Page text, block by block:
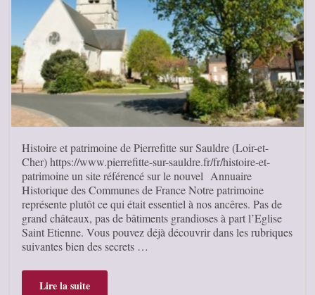
Histoire et patrimoine de Pierrefitte sur Sauldre (Loir-et-
Cher) https://www.pierrefitte-sur-sauldre.fr/fr/histoire-et-
patrimoine un site référencé sur le nouvel Annuaire
Historique des Communes de France Notre patrimoine
représente plutôt ce qui était essentiel à nos ancêres. Pas de
grand châteaux, pas de bâtiments grandioses à part l’Eglise
Saint Etienne. Vous pouvez déjà découvrir dans les rubriques
suivantes bien des secrets …
Lire la suite